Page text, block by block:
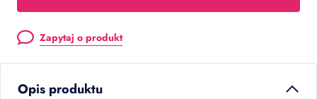
Zapytaj o produkt
Opis produktu